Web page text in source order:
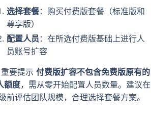
选择套餐：购买付费版套餐（标准版和
尊享版）
配置人员 ：在所选付费版基础上进行人
员账号扩容
要提示 付费版扩容不包含免费版原有的
额度，需从零开始配置人员数量。建议在
前评估团队规模，合理选择套餐方案。